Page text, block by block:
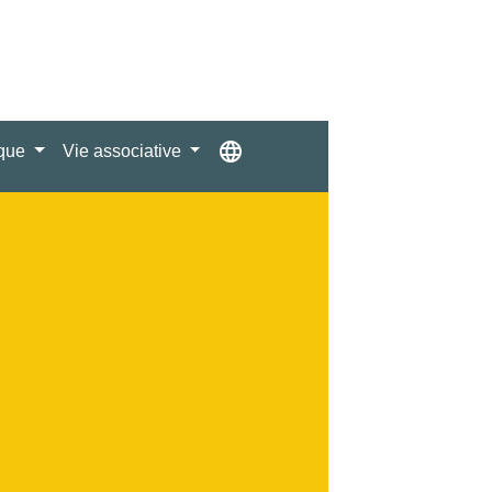
Vie associative language